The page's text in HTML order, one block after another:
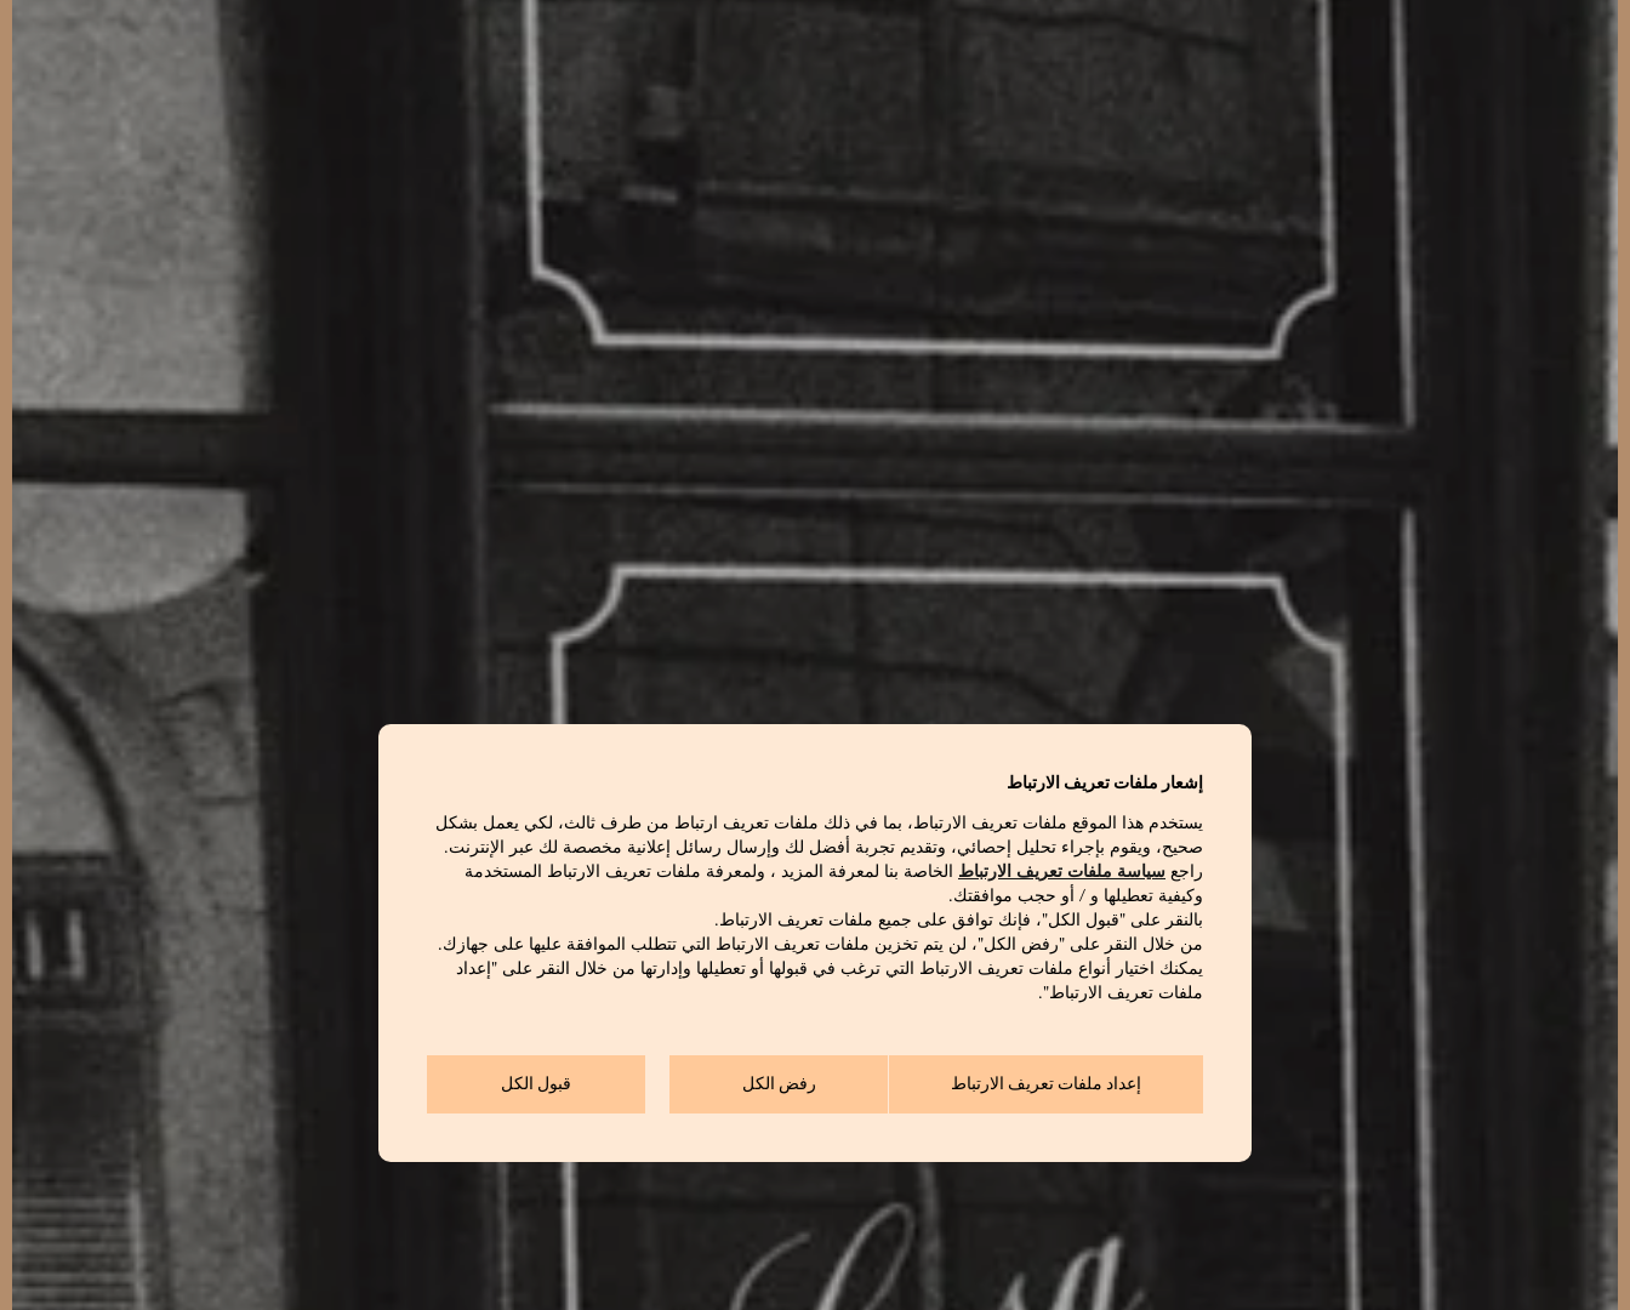
إشعار ملفات تعريف الارتباط
يستخدم هذا الموقع ملفات تعريف الارتباط، بما في ذلك ملفات تعريف ارتباط من طرف ثالث، لكي يعمل بشكل
صحيح، ويقوم بإجراء تحليل إحصائي، وتقديم تجربة أفضل لك وإرسال رسائل إعلانية مخصصة لك عبر الإنترنت.
راجع سياسة ملفات تعريف الارتباط الخاصة بنا لمعرفة المزيد ، ولمعرفة ملفات تعريف الارتباط المستخدمة
وكيفية تعطيلها و / أو حجب موافقتك.
بالنقر على "قبول الكل"، فإنك توافق على جميع ملفات تعريف الارتباط.
من خلال النقر على "رفض الكل"، لن يتم تخزين ملفات تعريف الارتباط التي تتطلب الموافقة عليها على جهازك.
يمكنك اختيار أنواع ملفات تعريف الارتباط التي ترغب في قبولها أو تعطيلها وإدارتها من خلال النقر على "إعداد
ملفات تعريف الارتباط".
قبول الكل رفض الكل إعداد ملفات تعريف الارتباط